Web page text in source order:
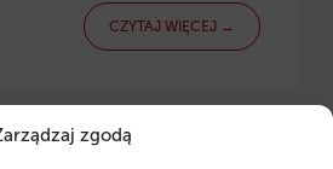
zgodą
CZYTAJ WIĘCEJ →